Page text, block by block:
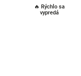
🔥 Rýchlo sa
vypredá